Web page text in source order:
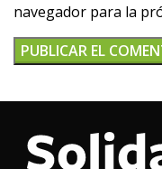
navegador para la